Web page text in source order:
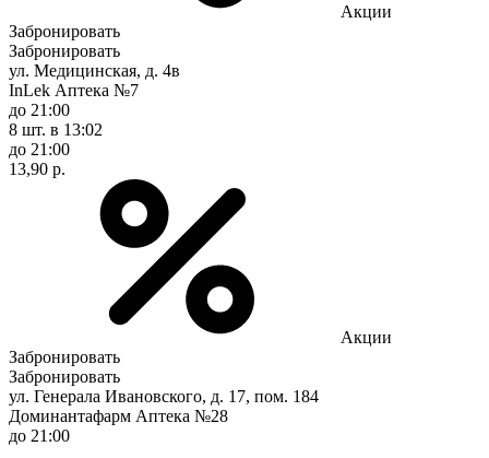
Акции
Забронировать
Забронировать
ул. Медицинская, д. 4в
InLek Аптека №7
до 21:00
8 шт. в 13:02
до 21:00
13,90 р.
Акции
Забронировать
Забронировать
ул. Генерала Ивановского, д. 17, пом. 184
Доминантафарм Аптека №28
до 21:00